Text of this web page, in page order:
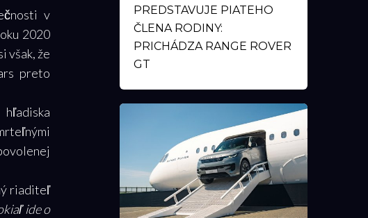
PREDSTAVUJE PIATEHO
ČLENA RODINY:
PRICHÁDZA RANGE ROVER
GT
v
2020
však, že
preto
riaditeľ
ide o